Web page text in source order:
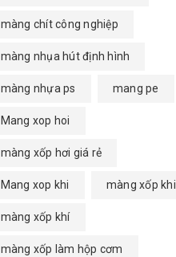
màng chít công nghiệp
màng nhụa hút định hình
màng nhựa ps mang pe
Mang xop hoi
màng xốp hơi giá rẻ
Mang xop khi màng xốp khi
màng xốp khí
màng xốp làm hộp cơm